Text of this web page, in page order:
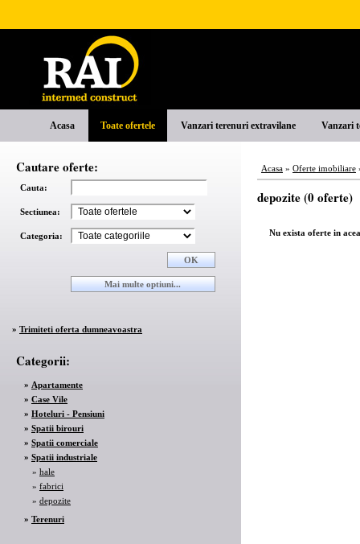
Acasa Toate ofertele Vanzari terenuri extravilane Vanzari
Cautare oferte:
Cauta:
Sectiunea:
Categoria:
» Trimiteti oferta dumneavoastra
Categorii:
» Apartamente
» Case Vile
» Hoteluri - Pensiuni
» Spatii birouri
» Spatii comerciale
» Spatii industriale
» hale
» fabrici
» depozite
» Terenuri
Acasa » Oferte imobiliare
depozite (0 oferte)
Nu exista oferte in